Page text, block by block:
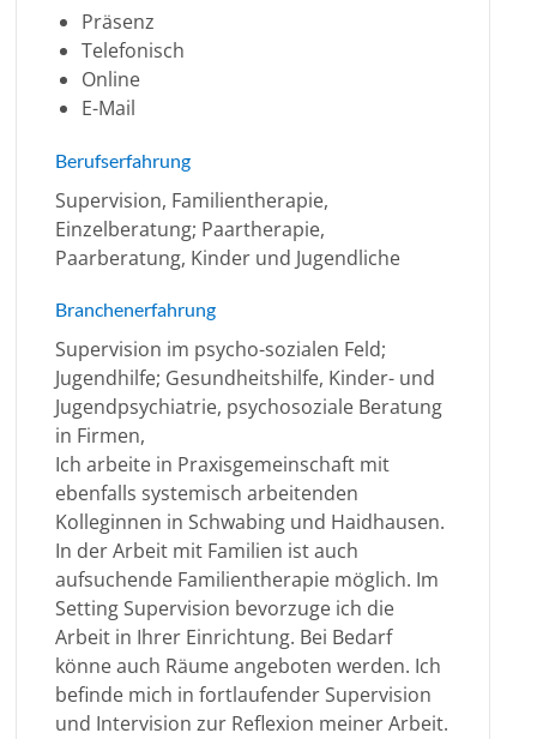
Präsenz
Telefonisch
Online
E-Mail
Berufserfahrung
Supervision, Familientherapie,
Einzelberatung; Paartherapie,
Paarberatung, Kinder und Jugendliche
Branchenerfahrung
Supervision im psycho-sozialen Feld;
Jugendhilfe; Gesundheitshilfe, Kinder- und
Jugendpsychiatrie, psychosoziale Beratung
in Firmen,
Ich arbeite in Praxisgemeinschaft mit
ebenfalls systemisch arbeitenden
Kolleginnen in Schwabing und Haidhausen.
In der Arbeit mit Familien ist auch
aufsuchende Familientherapie möglich. Im
Setting Supervision bevorzuge ich die
Arbeit in Ihrer Einrichtung. Bei Bedarf
könne auch Räume angeboten werden. Ich
befinde mich in fortlaufender Supervision
und Intervision zur Reflexion meiner Arbeit.